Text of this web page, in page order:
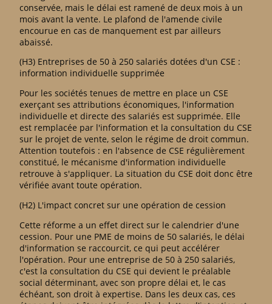
conservée, mais le délai est ramené de deux mois à un
mois avant la vente. Le plafond de l'amende civile
encourue en cas de manquement est par ailleurs
abaissé.
(H3) Entreprises de 50 à 250 salariés dotées d'un CSE :
information individuelle supprimée
Pour les sociétés tenues de mettre en place un CSE
exerçant ses attributions économiques, l'information
individuelle et directe des salariés est supprimée. Elle
est remplacée par l'information et la consultation du CSE
sur le projet de vente, selon le régime de droit commun.
Attention toutefois : en l'absence de CSE régulièrement
constitué, le mécanisme d'information individuelle
retrouve à s'appliquer. La situation du CSE doit donc être
vérifiée avant toute opération.
(H2) L'impact concret sur une opération de cession
Cette réforme a un effet direct sur le calendrier d'une
cession. Pour une PME de moins de 50 salariés, le délai
d'information se raccourcit, ce qui peut accélérer
l'opération. Pour une entreprise de 50 à 250 salariés,
c'est la consultation du CSE qui devient le préalable
social déterminant, avec son propre délai et, le cas
échéant, son droit à expertise. Dans les deux cas, ces